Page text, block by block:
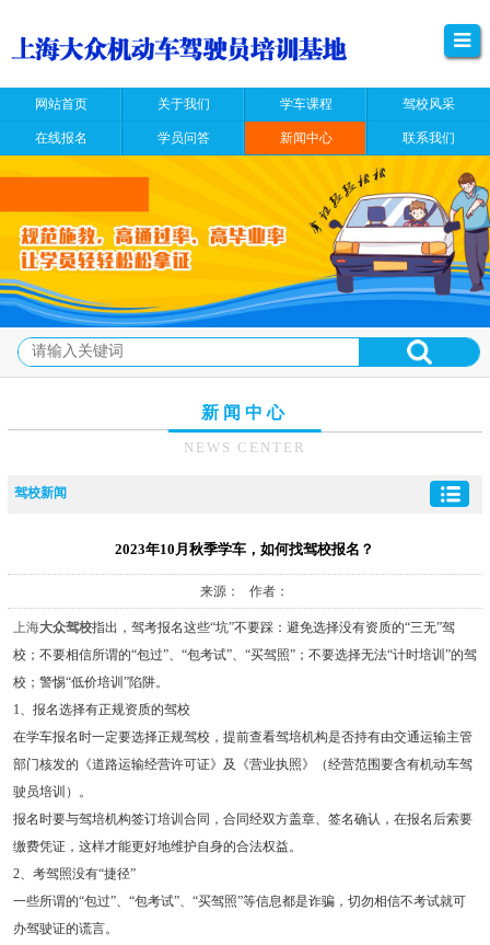
网站首页 关于我们 学车课程 驾校风采
在线报名 学员问答 新闻中心 联系我们
新闻中心
NEWS CENTER
驾校新闻
2023年10月秋季学车，如何找驾校报名？
来源： 作者：
上海大众驾校指出，驾考报名这些“坑”不要踩：避免选择没有资质的“三无”驾
校；不要相信所谓的“包过”、“包考试”、“买驾照”；不要选择无法“计时培训”的驾
校；警惕“低价培训”陷阱。
1、报名选择有正规资质的驾校
在学车报名时一定要选择正规驾校，提前查看驾培机构是否持有由交通运输主管
部门核发的《道路运输经营许可证》及《营业执照》（经营范围要含有机动车驾
驶员培训）。
报名时要与驾培机构签订培训合同，合同经双方盖章、签名确认，在报名后索要
缴费凭证，这样才能更好地维护自身的合法权益。
2、考驾照没有“捷径”
一些所谓的“包过”、“包考试”、“买驾照”等信息都是诈骗，切勿相信不考试就可
办驾驶证的谎言。